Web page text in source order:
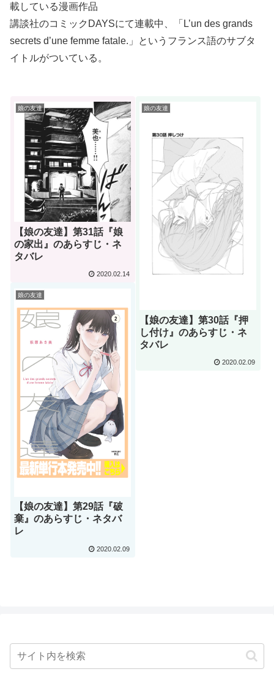
載している漫画作品
講談社のコミックDAYSにて連載中、「L’un des grands
secrets d’une femme fatale.」というフランス語のサブタ
イトルがついている。
娘の友達
【娘の友達】第31話『娘
の家出』のあらすじ・ネ
タバレ
2020.02.14
娘の友達
【娘の友達】第30話『押
し付け』のあらすじ・ネ
タバレ
2020.02.09
娘の友達
【娘の友達】第29話『破
棄』のあらすじ・ネタバ
レ
2020.02.09